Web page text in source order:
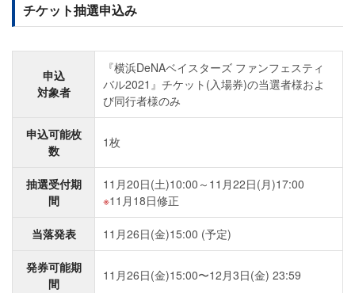
チケット抽選申込み
申込
対象者
『横浜DeNAベイスターズ ファンフェスティ
バル2021』チケット(入場券)の当選者様およ
び同行者様のみ
申込可能枚
数
1枚
抽選受付期
間
11月20日(土)10:00～11月22日(月)17:00
11月18日修正
当落発表 11月26日(金)15:00 (予定)
発券可能期
間
11月26日(金)15:00〜12月3日(金) 23:59